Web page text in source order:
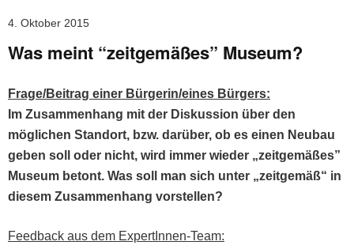
4. Oktober 2015
Was meint “zeitgemäßes” Museum?
Frage/Beitrag ein­er Bürgerin/eines Bürgers:
Im Zusam­men­hang mit der Diskus­sion über den
möglichen Stan­dort, bzw. darüber, ob es einen Neubau
geben soll oder nicht, wird immer wieder „zeit­gemäßes”
Muse­um betont. Was soll man sich unter „zeit­gemäß“ in
diesem Zusam­men­hang vorstellen?
Feed­back aus dem Exper­tIn­nen-Team: